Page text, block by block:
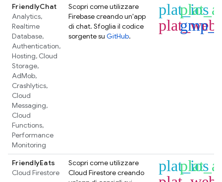
FriendlyChat
Analytics,
Realtime
Database,
Authentication,
Hosting, Cloud
Storage,
AdMob,
Crashlytics,
Cloud
Messaging,
Cloud
Functions,
Performance
Monitoring
Scopri come utilizzare
Firebase creando un'app
di chat. Sfoglia il codice
sorgente su GitHub.
plat_ios
plat_web
FriendlyEats
Cloud Firestore
Scopri come utilizzare
Cloud Firestorecreando
plat_ios